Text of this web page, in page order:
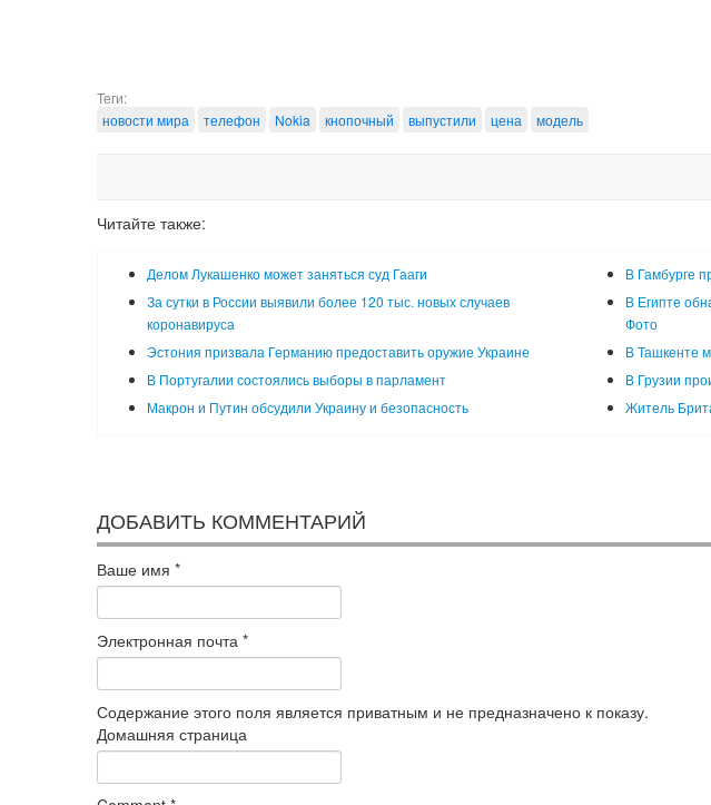
Теги:
новости мира
телефон Nokia кнопочный выпустили цена модель
Читайте также:
Делом Лукашенко может заняться суд Гааги
В Гамбурге
За сутки в России выявили более 120 тыс. новых случаев
коронавируса
В Египте
Фото
Эстония призвала Германию предоставить оружие Украине
В Ташкенте
В Португалии состоялись выборы в парламент
В Грузии
Макрон и Путин обсудили Украину и безопасность
Житель
ДОБАВИТЬ КОММЕНТАРИЙ
Ваше имя *
Электронная почта *
Содержание этого поля является приватным и не предназначено к показу.
Домашняя страница